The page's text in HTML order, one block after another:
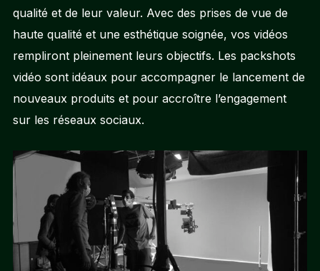
qualité et de leur valeur. Avec des prises de vue de
haute qualité et une esthétique soignée, vos vidéos
rempliront pleinement leurs objectifs. Les packshots
vidéo sont idéaux pour accompagner le lancement de
nouveaux produits et pour accroître l’engagement
sur les réseaux sociaux.